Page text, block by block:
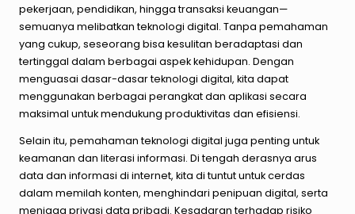
pekerjaan, pendidikan, hingga transaksi keuangan—
semuanya melibatkan teknologi digital. Tanpa pemahaman
yang cukup, seseorang bisa kesulitan beradaptasi dan
tertinggal dalam berbagai aspek kehidupan. Dengan
menguasai dasar-dasar teknologi digital, kita dapat
menggunakan berbagai perangkat dan aplikasi secara
maksimal untuk mendukung produktivitas dan efisiensi.
Selain itu, pemahaman teknologi digital juga penting untuk
keamanan dan literasi informasi. Di tengah derasnya arus
data dan informasi di internet, kita di tuntut untuk cerdas
dalam memilah konten, menghindari penipuan digital, serta
menjaga privasi data pribadi. Kesadaran terhadap risiko